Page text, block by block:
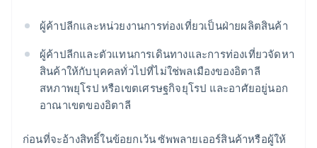
ผู้ค้าปลีกและหน่วยงานการท่องเที่ยวเป็นฝ่ายผลิตสินค้า
ผู้ค้าปลีกและตัวแทนการเดินทางและการท่องเที่ยวจัดหา
สินค้าให้กับบุคคลทั่วไปที่ไม่ใช่พลเมืองของอิตาลี
สหภาพยุโรป หรือเขตเศรษฐกิจยุโรป และอาศัยอยู่นอก
อาณาเขตของอิตาลี
ก่อนที่จะอ้างสิทธิ์ในข้อยกเว้น ซัพพลายเออร์สินค้าหรือผู้ให้